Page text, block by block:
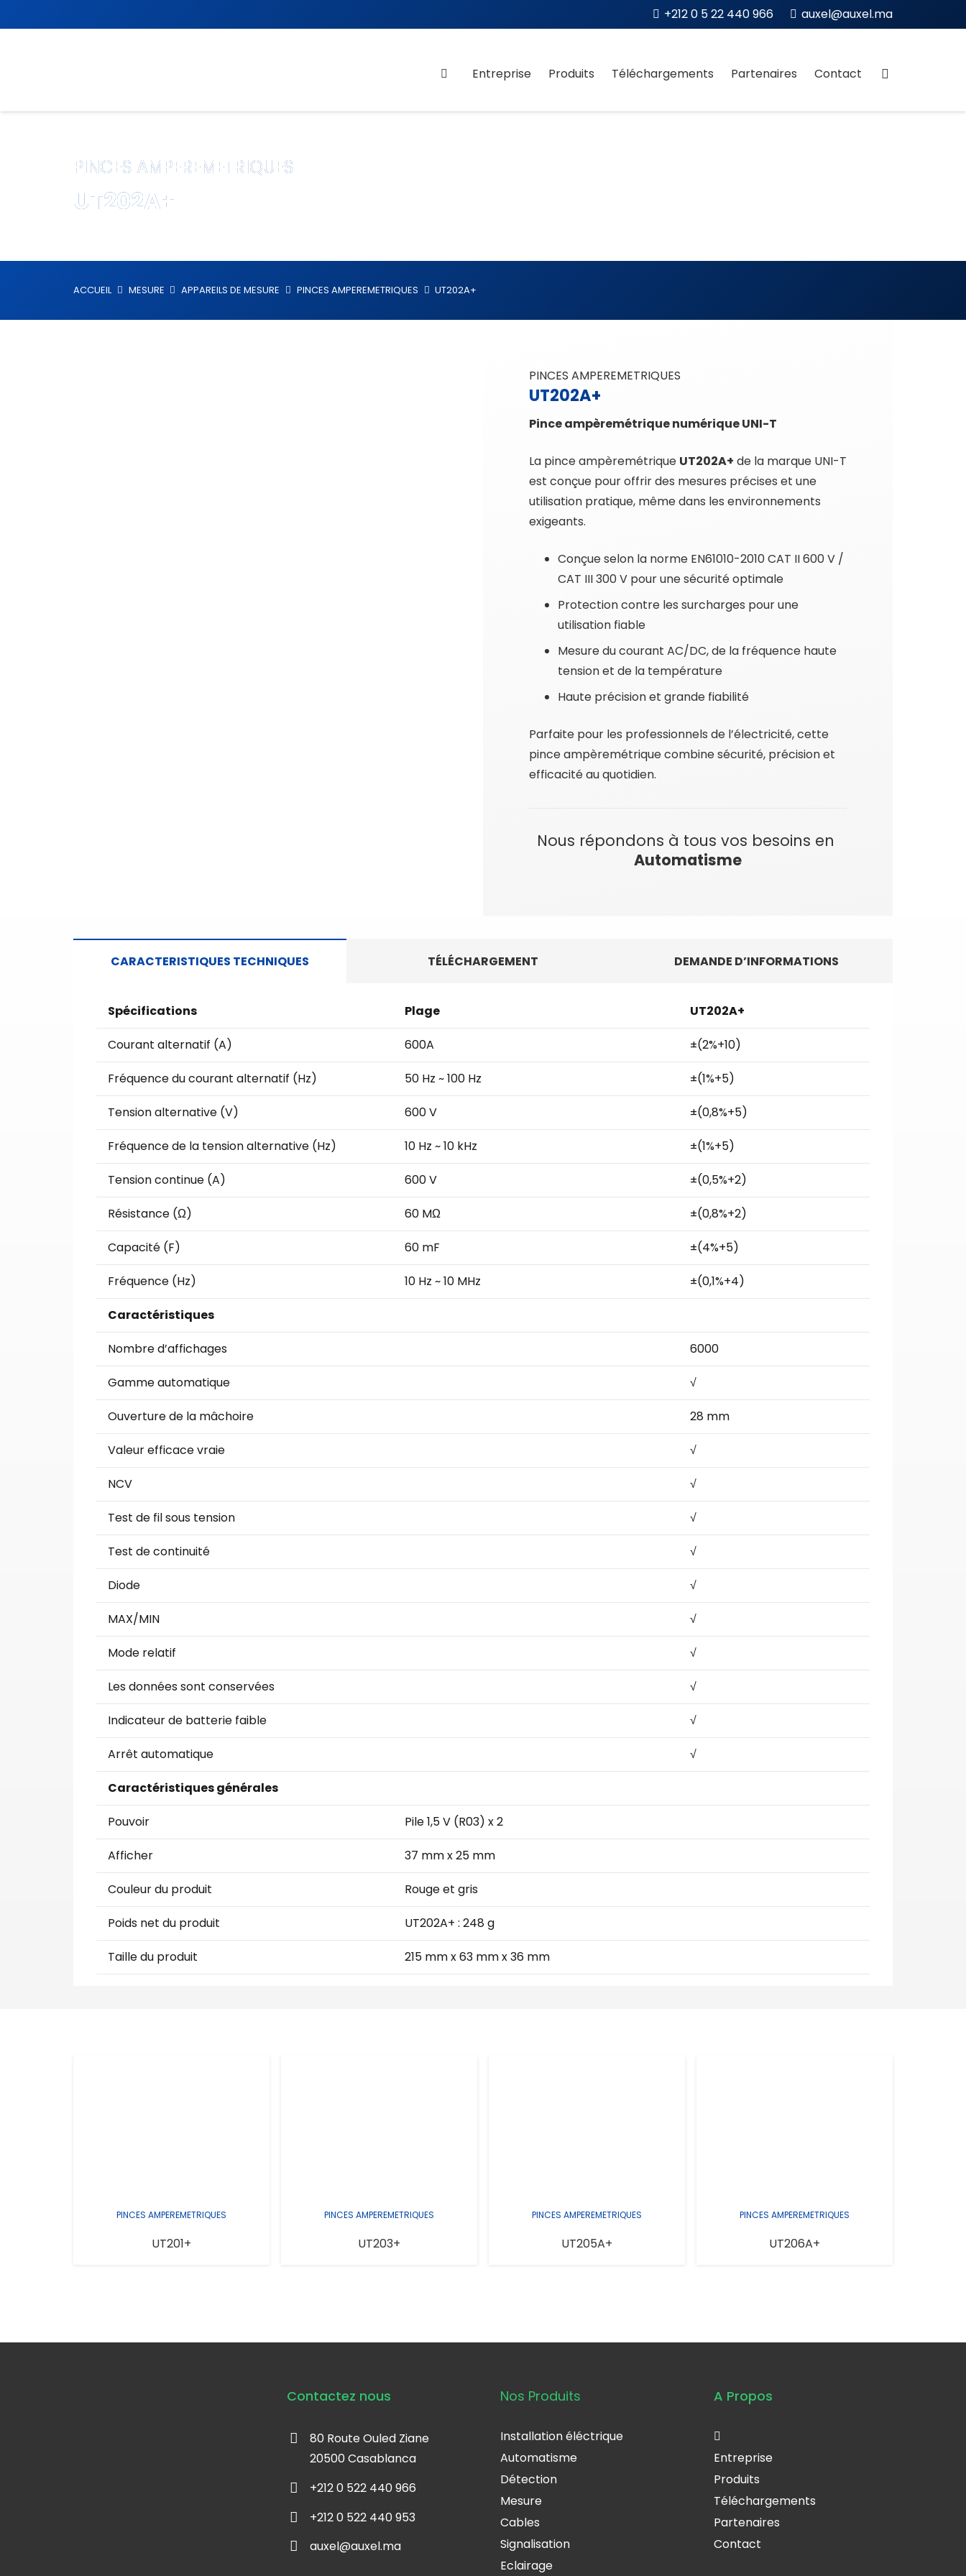
+212 0 5 22 440 966 auxel@auxel.ma
Entreprise Produits Téléchargements Partenaires Contact
PINCES AMPEREMETRIQUES
UT202A+
ACCUEIL MESURE APPAREILS DE MESURE PINCES AMPEREMETRIQUES UT202A+
PINCES AMPEREMETRIQUES
UT202A+
Pince ampèremétrique numérique UNI-T
La pince ampèremétrique UT202A+ de la marque UNI-T
est conçue pour offrir des mesures précises et une
utilisation pratique, même dans les environnements
exigeants.
Conçue selon la norme EN61010-2010 CAT II 600 V /
CAT III 300 V pour une sécurité optimale
Protection contre les surcharges pour une
utilisation fiable
Mesure du courant AC/DC, de la fréquence haute
tension et de la température
Haute précision et grande fiabilité
Parfaite pour les professionnels de l’électricité, cette
pince ampèremétrique combine sécurité, précision et
efficacité au quotidien.
Nous répondons à tous vos besoins en
Automatisme
CARACTERISTIQUES TECHNIQUES TÉLÉCHARGEMENT DEMANDE D’INFORMATIONS
Spécifications Plage UT202A+
Courant alternatif (A) 600A ±(2%+10)
Fréquence du courant alternatif (Hz) 50 Hz ~ 100 Hz ±(1%+5)
Tension alternative (V) 600 V ±(0,8%+5)
Fréquence de la tension alternative (Hz) 10 Hz ~ 10 kHz ±(1%+5)
Tension continue (A) 600 V ±(0,5%+2)
Résistance (Ω) 60 MΩ ±(0,8%+2)
Capacité (F) 60 mF ±(4%+5)
Fréquence (Hz) 10 Hz ~ 10 MHz ±(0,1%+4)
Caractéristiques
Nombre d’affichages 6000
Gamme automatique √
Ouverture de la mâchoire 28 mm
Valeur efficace vraie √
NCV √
Test de fil sous tension √
Test de continuité √
Diode √
MAX/MIN √
Mode relatif √
Les données sont conservées √
Indicateur de batterie faible √
Arrêt automatique √
Caractéristiques générales
Pouvoir Pile 1,5 V (R03) x 2
Afficher 37 mm x 25 mm
Couleur du produit Rouge et gris
Poids net du produit UT202A+ : 248 g
Taille du produit 215 mm x 63 mm x 36 mm
PINCES AMPEREMETRIQUES
UT201+
PINCES AMPEREMETRIQUES
UT203+
PINCES AMPEREMETRIQUES
UT205A+
PINCES AMPEREMETRIQUES
UT206A+
Contactez nous
80 Route Ouled Ziane
20500 Casablanca
+212 0 522 440 966
+212 0 522 440 953
auxel@auxel.ma
Nos Produits
Installation éléctrique
Automatisme
Détection
Mesure
Cables
Signalisation
Eclairage
A Propos
Entreprise
Produits
Téléchargements
Partenaires
Contact